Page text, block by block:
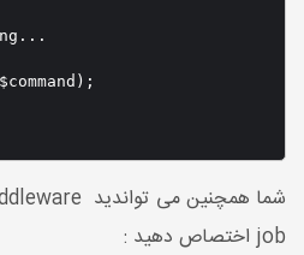
job اختصاص دهید :